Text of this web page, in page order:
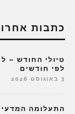
כתבות
טיולי החודש –
לפי חודשים
3 באוגוסט 2026
התעלומה